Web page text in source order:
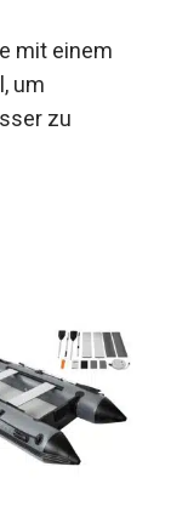
mit einem
um
zu